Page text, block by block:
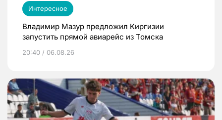
Интересное
Владимир Мазур предложил Киргизии
запустить прямой авиарейс из Томска
20:40 / 06.08.26